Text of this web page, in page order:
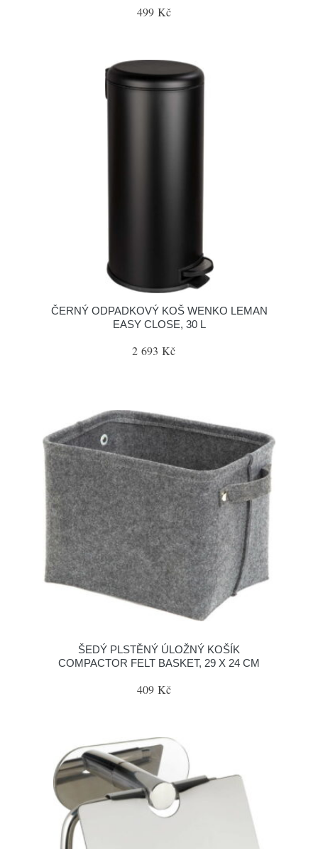
499 Kč
ČERNÝ ODPADKOVÝ KOŠ WENKO LEMAN
EASY CLOSE, 30 L
2 693 Kč
ŠEDÝ PLSTĚNÝ ÚLOŽNÝ KOŠÍK
COMPACTOR FELT BASKET, 29 X 24 CM
409 Kč